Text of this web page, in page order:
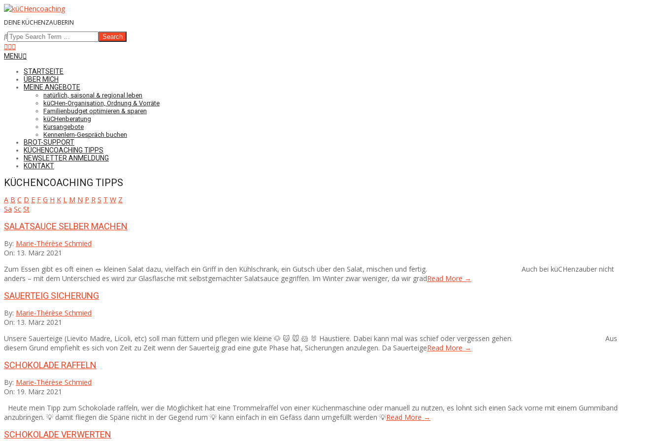
Skip
content
DEINE KÜCHENZAUBERIN
Search
Navigation
MENU
STARTSEITE
ÜBER MICH
MEINE ANGEBOTE
natürlich, saisonal & regional leben
küCHen-Organisation, Ordnung & Vorräte
Familienbudget optimieren & sparen
küCHenberatung
Kursangebote
Kennenlern-Gespräch buchen
BROT-SUPPORT
KÜCHENCOACHING TIPPS
NEWSLETTER ANMELDUNG
KONTAKT
KÜCHENCOACHING TIPPS
A B C D E F G H K L M N P R S T W Z
Sa Sc St
SALATSAUCE SELBER MACHEN
2021-
03-
By: Marie-Thérèse Schmied
On: 13. März 2021
Zum Essen gibt es oft einen 🥗 kleinen Salat dazu, vielfach ein Griff in den Kühlschrank, ein Gutsch über den Salat, mischen und fertig. ⠀⠀⠀⠀⠀⠀⠀⠀⠀ ⠀⠀⠀⠀⠀⠀⠀⠀⠀ Auch bei küCHenzauber nicht
anders – mit dem Unterschied es wird zur Glasflasche mit selbstgemachter Salatsauce gegriffen. Im Winter zwar weniger, da wir gradRead More →
SAUERTEIG SICHERUNG
2021-
03-
By: Marie-Thérèse Schmied
On: 13. März 2021
Unsere Sauerteige (Lievito Madre, Licoli, etc) soll man füttern und pflegen wie kleine 🐶 🐱 🐭 🐹 🐰 Haustiere. Dabei kann mal was schief oder vergessen gehen.⠀⠀⠀⠀⠀⠀⠀⠀⠀ ⠀⠀⠀⠀⠀⠀⠀⠀⠀ Aus
diesem Grund empfiehlt es sich von Zeit zu Zeit wenn der Sauerteig grad eine gute Phase hat, Sicherungen anzulegen. Da SauerteigeRead More →
SCHOKOLADE RAFFELN
2021-
03-
By: Marie-Thérèse Schmied
On: 19. März 2021
Heute mein Tipp zum Schokolade raffeln, wer die Möglichkeit hat eine Trommelraffel von einer Küchenmaschine oder manuell zu nutzen, es lohnt sich einen Sack vorne mit einem Gummiband
anzubringen. 💡 damit fliegen die Späne nicht in der Gegend rum 💡 kann einfach in ein Gefäss dann umgefüllt werden 💡Read More →
SCHOKOLADE VERWERTEN